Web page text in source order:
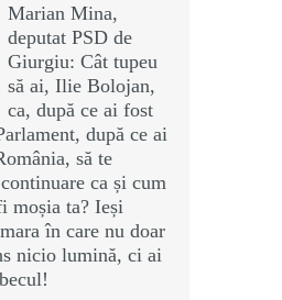
Marian Mina,
deputat PSD de
Giurgiu: Cât tupeu
să ai, Ilie Bolojan,
ca, după ce ai fost
după ce ai
să te
ca și cum
moșia ta? Ieși
în care nu doar
nicio lumină, ci ai